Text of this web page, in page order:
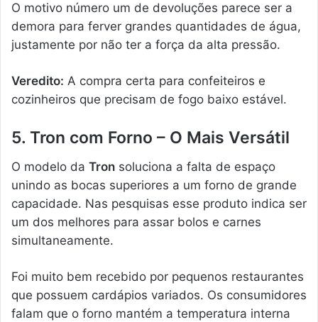
O motivo número um de devoluções parece ser a
demora para ferver grandes quantidades de água,
justamente por não ter a força da alta pressão.
Veredito: A compra certa para confeiteiros e
cozinheiros que precisam de fogo baixo estável.
5. Tron com Forno – O Mais Versátil
O modelo da Tron soluciona a falta de espaço
unindo as bocas superiores a um forno de grande
capacidade. Nas pesquisas esse produto indica ser
um dos melhores para assar bolos e carnes
simultaneamente.
Foi muito bem recebido por pequenos restaurantes
que possuem cardápios variados. Os consumidores
falam que o forno mantém a temperatura interna